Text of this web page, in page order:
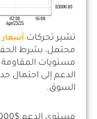
تشير تحركات أسعار
محتمل، بشرط
مستويات
الدعم إلى احتمال
السوق.